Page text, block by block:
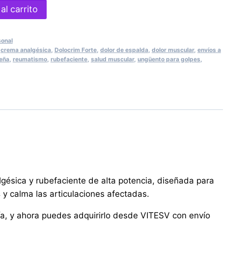
carrito
crema analgésica, Dolocrim Forte, dolor de espalda, dolor muscular, envíos a
, reumatismo, rubefaciente, salud muscular, ungüento para golpes,
y rubefaciente de alta potencia, diseñada para
calma las articulaciones afectadas.
y ahora puedes adquirirlo desde VITESV con envío